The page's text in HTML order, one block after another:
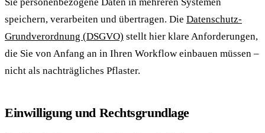
speichern, verarbeiten und übertragen. Die Datenschutz-
Grundverordnung (DSGVO) stellt hier klare Anforderungen,
die Sie von Anfang an in Ihren Workflow einbauen müssen –
nicht als nachträgliches Pflaster.
Einwilligung und Rechtsgrundlage